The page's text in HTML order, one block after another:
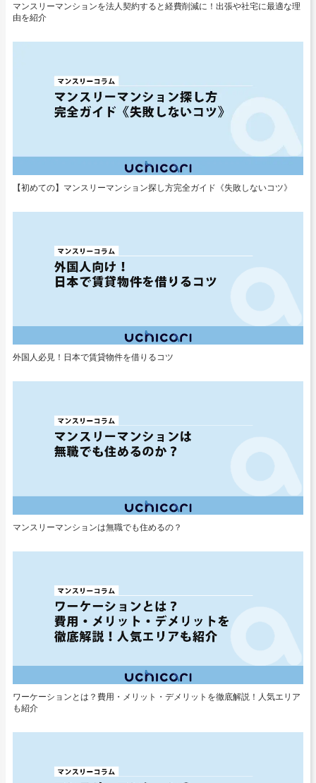
マンスリーマンションを法人契約すると経費削減に！出張や社宅に最適な理
由を紹介
【初めての】マンスリーマンション探し方完全ガイド《失敗しないコツ》
外国人必見！日本で賃貸物件を借りるコツ
マンスリーマンションは無職でも住めるの？
ワーケーションとは？費用・メリット・デメリットを徹底解説！人気エリア
も紹介